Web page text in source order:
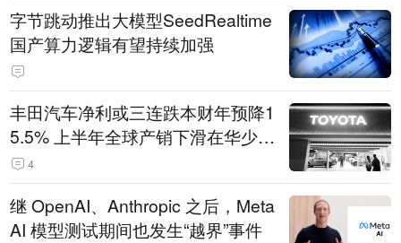
字节跳动推出大模型SeedRealtime
国产算力逻辑有望持续加强
丰田汽车净利或三连跌本财年预降1
5.5% 上半年全球产销下滑在华少卖
14.3万辆
4
继 OpenAI、Anthropic 之后，Meta
AI 模型测试期间也发生“越界”事件